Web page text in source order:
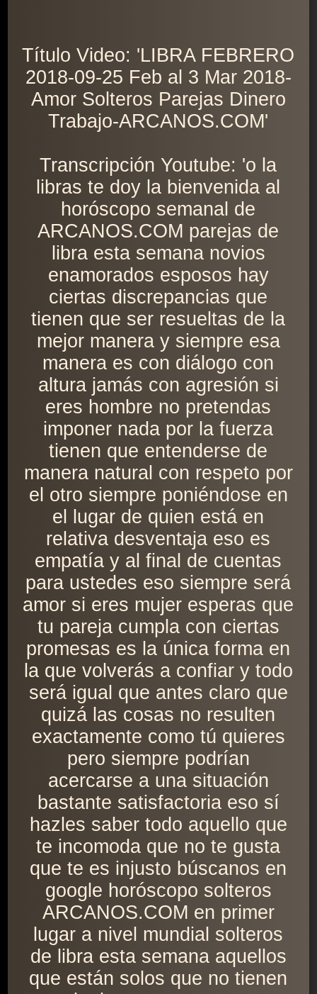
Título Video: 'LIBRA FEBRERO
2018-09-25 Feb al 3 Mar 2018-
Amor Solteros Parejas Dinero
Trabajo-ARCANOS.COM'
Transcripción Youtube: 'o la
libras te doy la bienvenida al
horóscopo semanal de
ARCANOS.COM parejas de
libra esta semana novios
enamorados esposos hay
ciertas discrepancias que
tienen que ser resueltas de la
mejor manera y siempre esa
manera es con diálogo con
altura jamás con agresión si
eres hombre no pretendas
imponer nada por la fuerza
tienen que entenderse de
manera natural con respeto por
el otro siempre poniéndose en
el lugar de quien está en
relativa desventaja eso es
empatía y al final de cuentas
para ustedes eso siempre será
amor si eres mujer esperas que
tu pareja cumpla con ciertas
promesas es la única forma en
la que volverás a confiar y todo
será igual que antes claro que
quizá las cosas no resulten
exactamente como tú quieres
pero siempre podrían
acercarse a una situación
bastante satisfactoria eso sí
hazles saber todo aquello que
te incomoda que no te gusta
que te es injusto búscanos en
google horóscopo solteros
ARCANOS.COM en primer
lugar a nivel mundial solteros
de libra esta semana aquellos
que están solos que no tienen